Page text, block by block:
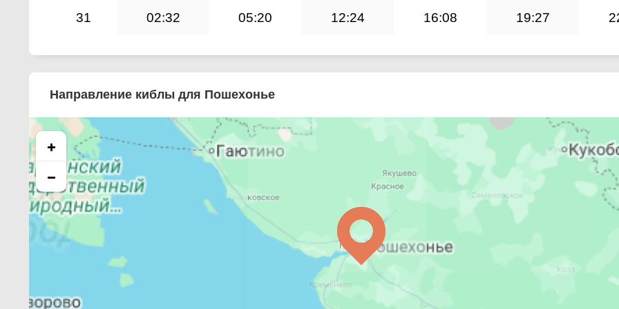
31 02:32 05:20 12:24 16:08 19:27
Направление киблы для Пошехонье
+
−